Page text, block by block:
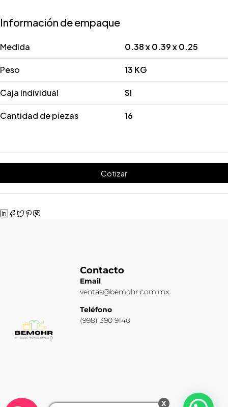
Información de empaque
Medida 0.38 x 0.39 x 0.25
Peso 13 KG
Caja Individual SI
Cantidad de piezas 16
Cotizar
Contacto
Email
ventas@bemohr.com.mx
Teléfono
(998) 390 9140
x